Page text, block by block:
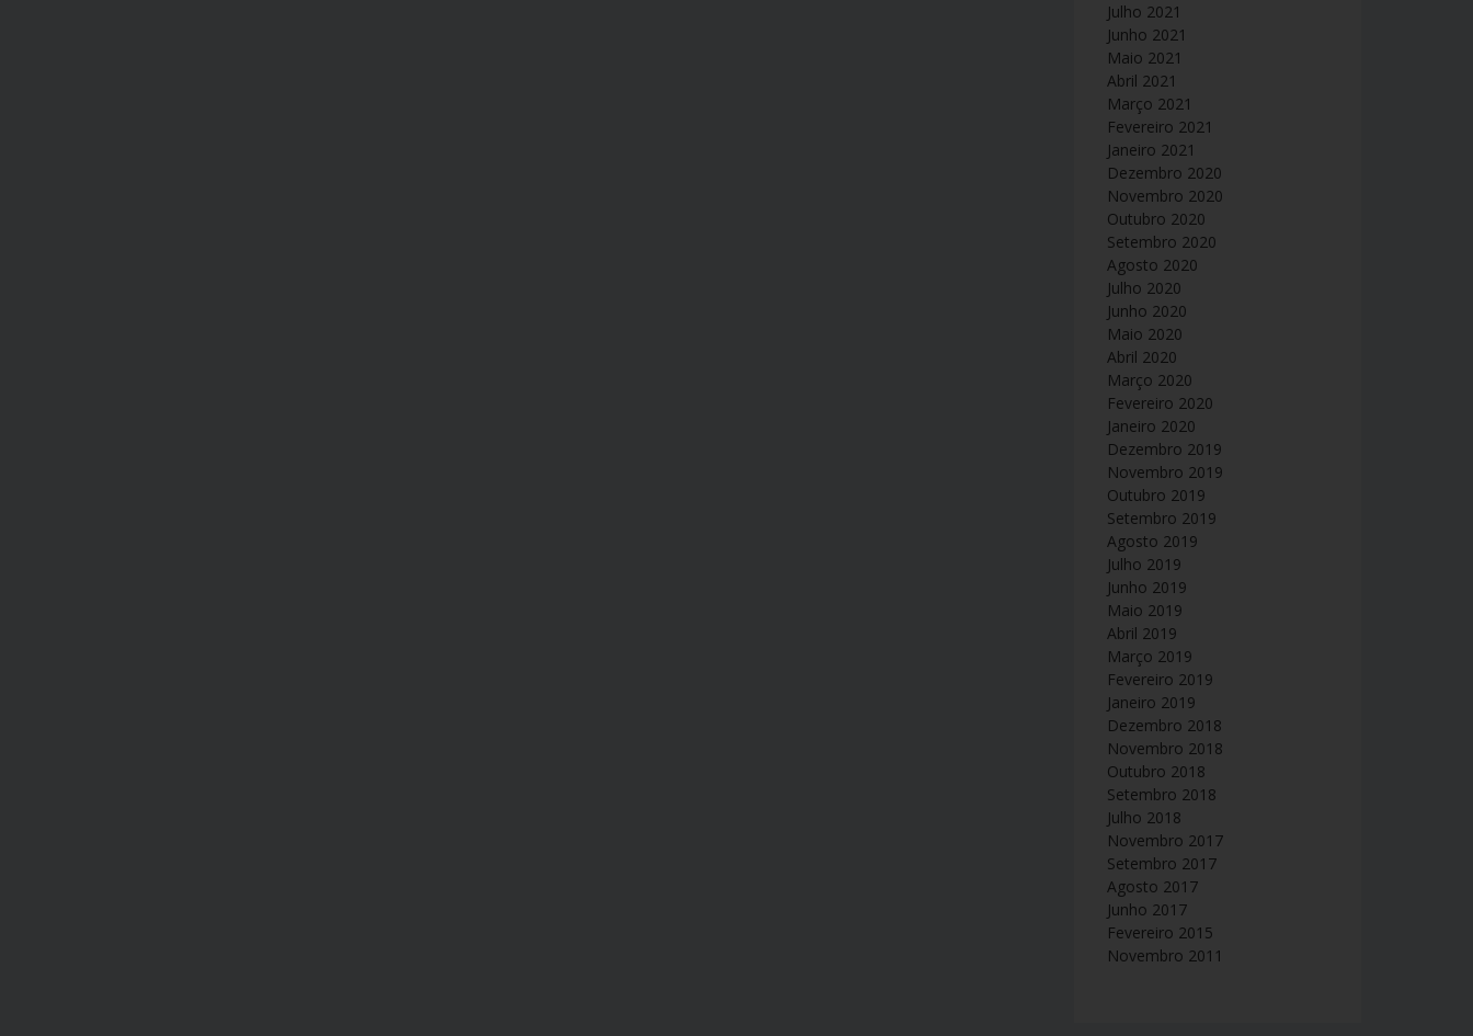
Julho 2021
Junho 2021
Maio 2021
Abril 2021
Março 2021
Fevereiro 2021
Janeiro 2021
Dezembro 2020
Novembro 2020
Outubro 2020
Setembro 2020
Agosto 2020
Julho 2020
Junho 2020
Maio 2020
Abril 2020
Março 2020
Fevereiro 2020
Janeiro 2020
Dezembro 2019
Novembro 2019
Outubro 2019
Setembro 2019
Agosto 2019
Julho 2019
Junho 2019
Maio 2019
Abril 2019
Março 2019
Fevereiro 2019
Janeiro 2019
Dezembro 2018
Novembro 2018
Outubro 2018
Setembro 2018
Julho 2018
Novembro 2017
Setembro 2017
Agosto 2017
Junho 2017
Fevereiro 2015
Novembro 2011